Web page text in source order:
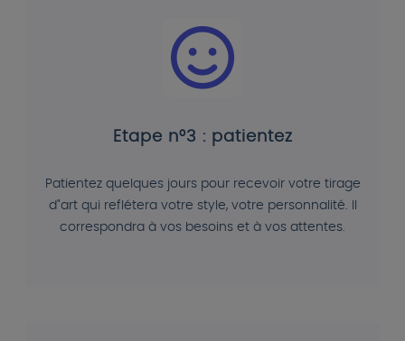
Etape n°3 : patientez
Patientez quelques jours pour recevoir votre tirage
d"art qui reflétera votre style, votre personnalité. Il
correspondra à vos besoins et à vos attentes.